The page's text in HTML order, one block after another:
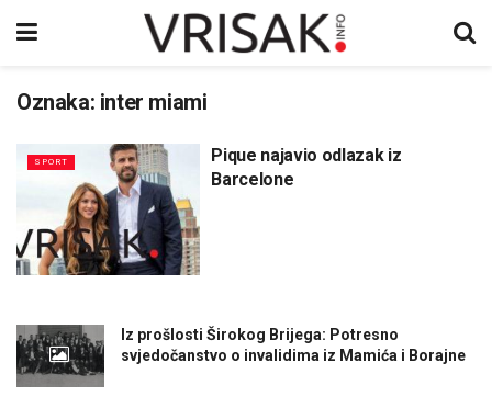
Oznaka: inter miami
SPORT
Pique najavio odlazak iz
Barcelone
Iz prošlosti Širokog Brijega: Potresno
svjedočanstvo o invalidima iz Mamića i Borajne